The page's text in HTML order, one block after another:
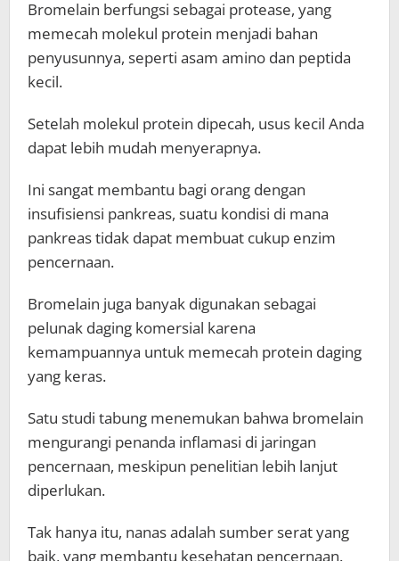
Bromelain berfungsi sebagai protease, yang
memecah molekul protein menjadi bahan
penyusunnya, seperti asam amino dan peptida
kecil.
Setelah molekul protein dipecah, usus kecil Anda
dapat lebih mudah menyerapnya.
Ini sangat membantu bagi orang dengan
insufisiensi pankreas, suatu kondisi di mana
pankreas tidak dapat membuat cukup enzim
pencernaan.
Bromelain juga banyak digunakan sebagai
pelunak daging komersial karena
kemampuannya untuk memecah protein daging
yang keras.
Satu studi tabung menemukan bahwa bromelain
mengurangi penanda inflamasi di jaringan
pencernaan, meskipun penelitian lebih lanjut
diperlukan.
Tak hanya itu, nanas adalah sumber serat yang
baik, yang membantu kesehatan pencernaan.